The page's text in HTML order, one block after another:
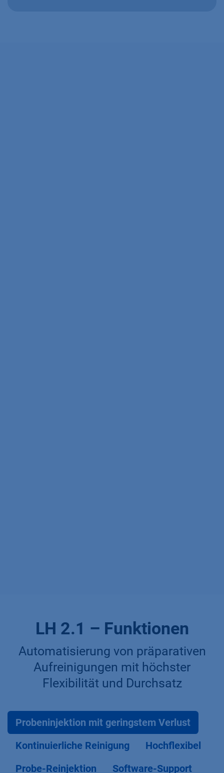
LH 2.1 – Funktionen
Automatisierung von präparativen
Aufreinigungen mit höchster
Flexibilität und Durchsatz
Probeninjektion mit geringstem Verlust
Kontinuierliche Reinigung
Hochflexibel
Probe-Reinjektion
Software-Support